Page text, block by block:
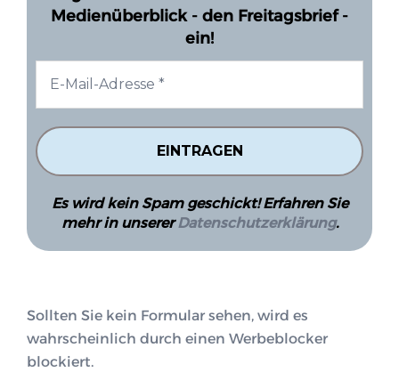
Medienüberblick - den Freitagsbrief -
ein!
Es wird kein Spam geschickt! Erfahren Sie
mehr in unsererDatenschutzerklärung.
Sollten Sie kein Formular sehen, wird es
wahrscheinlich durch einen Werbeblocker
blockiert.